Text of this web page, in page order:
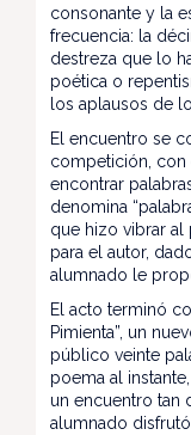
consonante y la
frecuencia: la
destreza que lo
poética o
los aplausos de
El encuentro se
competición, con
encontrar
denomina
que hizo vibrar
para el autor,
alumnado le
El acto terminó
Pimienta”, un
público veinte
poema al
un encuentro tan
alumnado